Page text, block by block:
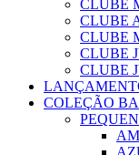
CLUBE
CLUBE
CLUBE
CLUBE
CLUBE
COLEÇÃO